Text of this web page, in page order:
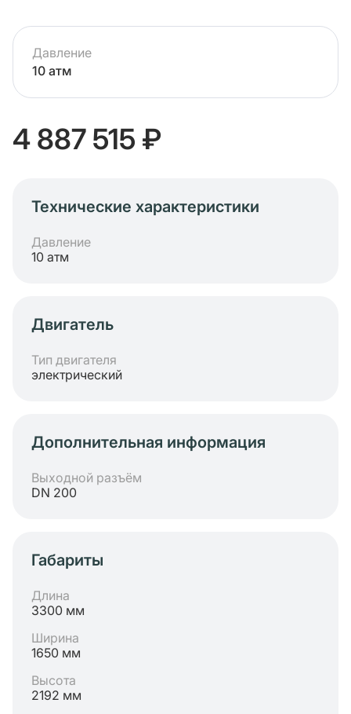
Давление
10 атм
4 887 515 ₽
Технические характеристики
Давление
10 атм
Двигатель
Тип двигателя
электрический
Дополнительная информация
Выходной разъём
DN 200
Габариты
Длина
3300 мм
Ширина
1650 мм
Высота
2192 мм